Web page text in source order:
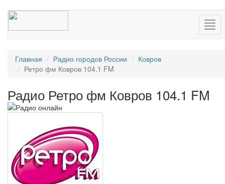
Главная Радио городов России
Ковров
Ретро фм Ковров 104.1 FM
Радио Ретро фм Ковров 104.1 FM